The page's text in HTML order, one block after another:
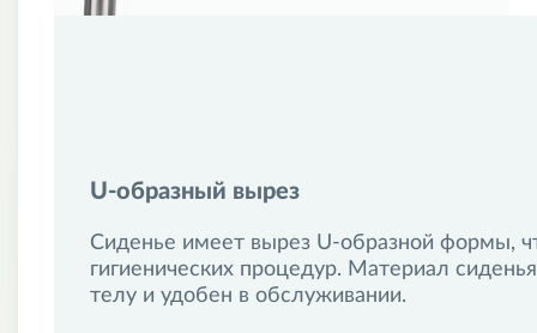
U-образный вырез
Сиденье имеет вырез U-образной формы,
гигиенических процедур. Материал
телу и удобен в обслуживании.